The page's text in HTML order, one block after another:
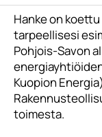
Hanke on koettu
tarpeellisesi
Pohjois-Savon
Kuopion
toimesta.